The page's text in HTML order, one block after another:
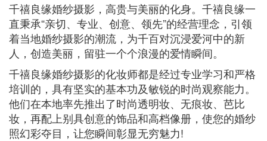
千禧良缘婚纱摄影，高贵与美丽的化身。千禧良缘一
直秉承“亲切、专业、创意、领先”的经营理念，引领
着当地婚纱摄影的潮流，为千百对沉浸爱河中的新
人，创造美丽，留驻一个个浪漫的爱情瞬间。
千禧良缘婚纱摄影的化妆师都是经过专业学习和严格
培训的，具有坚实的基本功及敏锐的时尚观察能力。
他们在本地率先推出了时尚透明妆、无痕妆、芭比
妆，再配上别具创意的饰品和高档像册，使您的婚纱
照幻彩夺目，让您瞬间彰显无穷魅力!